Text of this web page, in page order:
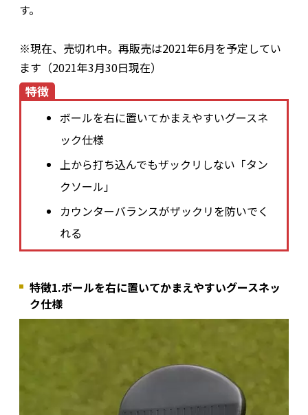
す。
※現在、売切れ中。再販売は2021年6月を予定してい
ます（2021年3月30日現在）
特徴
ボールを右に置いてかまえやすいグースネ
ック仕様
上から打ち込んでもザックリしない「タン
クソール」
カウンターバランスがザックリを防いでく
れる
特徴1.ボールを右に置いてかまえやすいグースネッ
ク仕様